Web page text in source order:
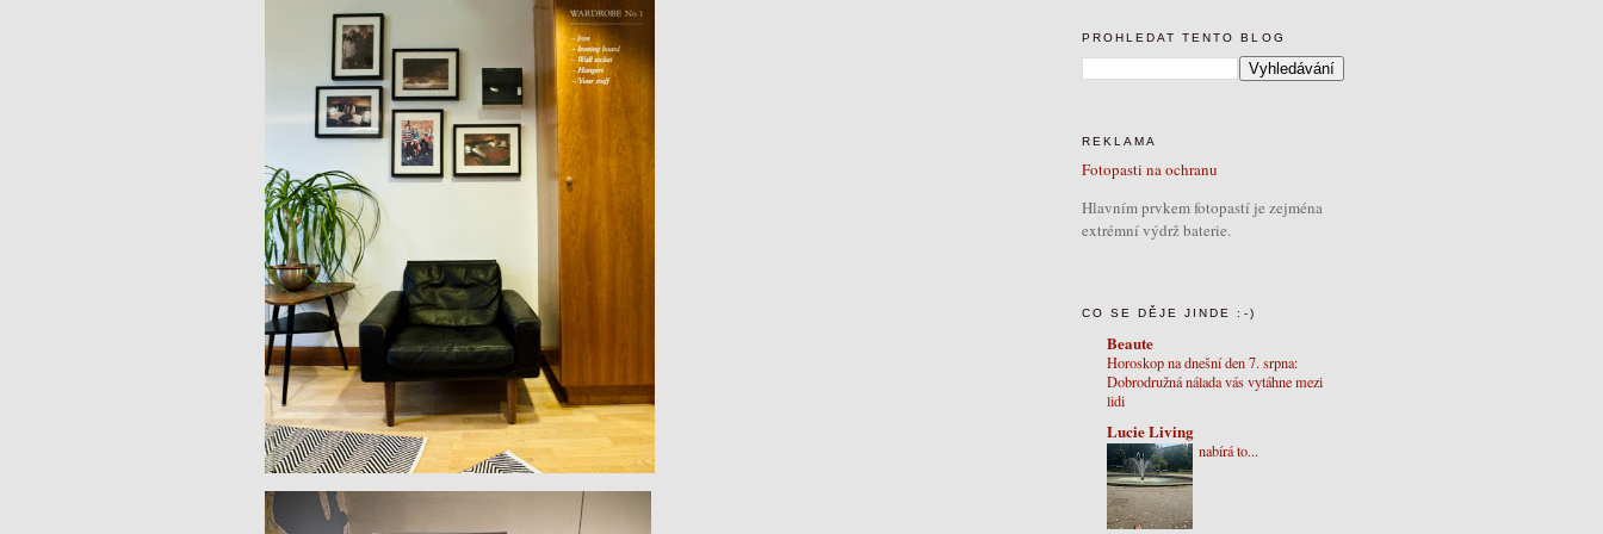
PROHLEDAT TENTO BLOG
REKLAMA
Fotopasti na ochranu
Hlavním prvkem fotopastí je zejména
extrémní výdrž baterie.
CO SE DĚJE JINDE :-)
Beaute
Horoskop na dnešní den 7. srpna:
Dobrodružná nálada vás vytáhne mezi
lidi
Lucie Living
nabírá to...